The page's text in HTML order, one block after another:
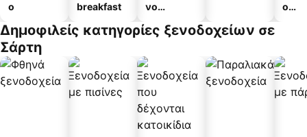
ο
breakfast
νο
α
ο
Δημοφιλείς κατηγορίες ξενοδοχείων σε
Σάρτη